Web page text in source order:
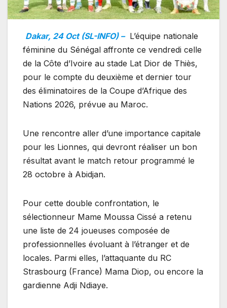
Dakar, 24 Oct (SL-INFO) – L’équipe nationale
féminine du Sénégal affronte ce vendredi celle
de la Côte d’Ivoire au stade Lat Dior de Thiès,
pour le compte du deuxième et dernier tour
des éliminatoires de la Coupe d’Afrique des
Nations 2026, prévue au Maroc.
Une rencontre aller d’une importance capitale
pour les Lionnes, qui devront réaliser un bon
résultat avant le match retour programmé le
28 octobre à Abidjan.
Pour cette double confrontation, le
sélectionneur Mame Moussa Cissé a retenu
une liste de 24 joueuses composée de
professionnelles évoluant à l’étranger et de
locales. Parmi elles, l’attaquante du RC
Strasbourg (France) Mama Diop, ou encore la
gardienne Adji Ndiaye.